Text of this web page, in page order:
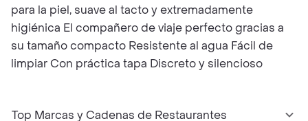
para la piel, suave al tacto y extremadamente
higiénica El compañero de viaje perfecto gracias a
su tamaño compacto Resistente al agua Fácil de
limpiar Con práctica tapa Discreto y silencioso
Top Marcas y Cadenas de Restaurantes